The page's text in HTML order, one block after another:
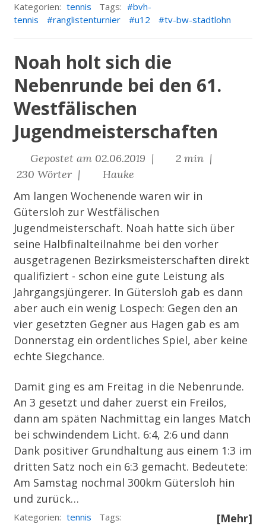
Kategorien: tennis Tags:
bvh-
tennis
ranglistenturnier u12 tv-bw-stadtlohn
Noah holt sich die
Nebenrunde bei den 61.
Westfälischen
Jugendmeisterschaften
Gepostet am 02.06.2019 |
2 min |
230 Wörter |
Hauke
Am langen Wochenende waren wir in
Gütersloh zur Westfälischen
Jugendmeisterschaft. Noah hatte sich über
seine Halbfinalteilnahme bei den vorher
ausgetragenen Bezirksmeisterschaften direkt
qualifiziert - schon eine gute Leistung als
Jahrgangsjüngerer. In Gütersloh gab es dann
aber auch ein wenig Lospech: Gegen den an
vier gesetzten Gegner aus Hagen gab es am
Donnerstag ein ordentliches Spiel, aber keine
echte Siegchance.
Damit ging es am Freitag in die Nebenrunde.
An 3 gesetzt und daher zuerst ein Freilos,
dann am späten Nachmittag ein langes Match
bei schwindendem Licht. 6:4, 2:6 und dann
Dank positiver Grundhaltung aus einem 1:3 im
dritten Satz noch ein 6:3 gemacht. Bedeutete:
Am Samstag nochmal 300km Gütersloh hin
und zurück…
[Mehr]
Kategorien: tennis
Tags: